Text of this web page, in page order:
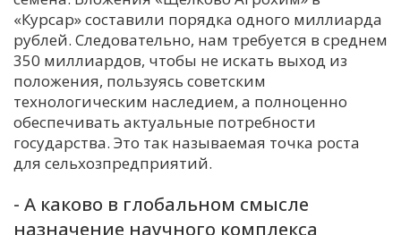
«Курсар» составили порядка одного миллиарда
рублей. Следовательно, нам требуется в среднем
350 миллиардов, чтобы не искать выход из
положения, пользуясь советским
технологическим наследием, а полноценно
обеспечивать актуальные потребности
государства. Это так называемая точка роста
для сельхозпредприятий.
- А каково в глобальном смысле
назначение научного комплекса